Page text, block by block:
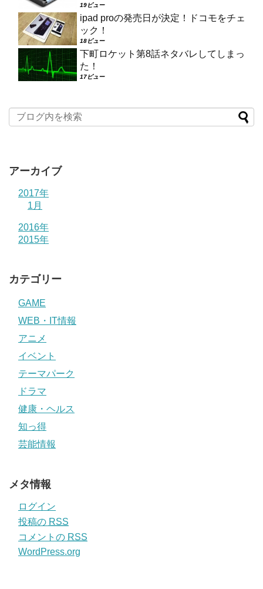
19ビュー
ipad proの発売日が決定！ドコモをチェ
ック！
18ビュー
下町ロケット第8話ネタバレしてしまっ
た！
17ビュー
アーカイブ
2017年
1月
2016年
2015年
カテゴリー
GAME
WEB・IT情報
アニメ
イベント
テーマパーク
ドラマ
健康・ヘルス
知っ得
芸能情報
メタ情報
ログイン
投稿の RSS
コメントの RSS
WordPress.org